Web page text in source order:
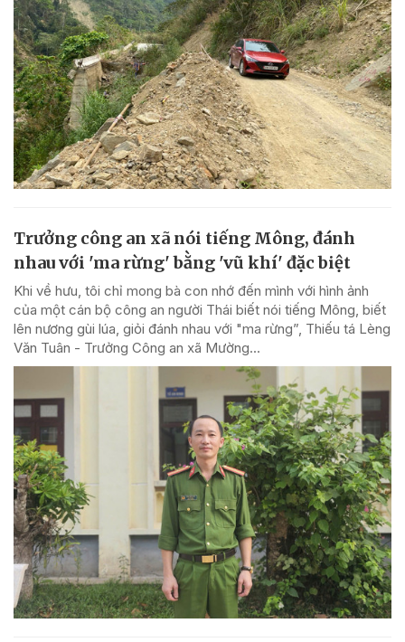
Trưởng công an xã nói tiếng Mông, đánh
nhau với 'ma rừng' bằng 'vũ khí' đặc biệt
Khi về hưu, tôi chỉ mong bà con nhớ đến mình với hình ảnh
của một cán bộ công an người Thái biết nói tiếng Mông, biết
lên nương gùi lúa, giỏi đánh nhau với "ma rừng”, Thiếu tá Lèng
Văn Tuân - Trưởng Công an xã Mường...